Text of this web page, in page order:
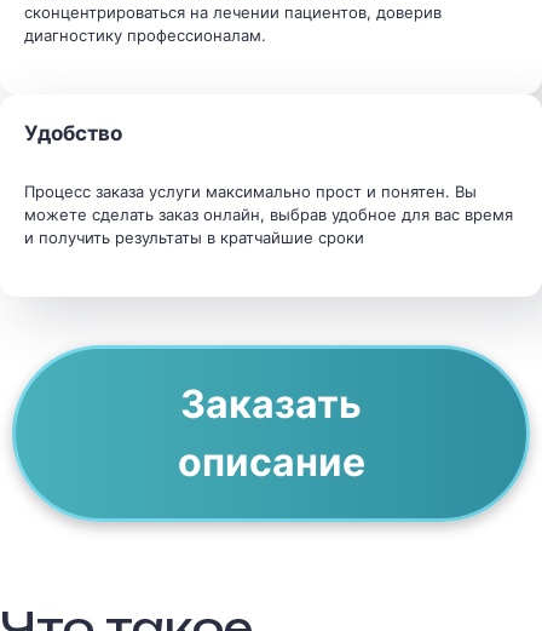
сконцентрироваться на лечении пациентов, доверив
диагностику профессионалам.
Удобство
Процесс заказа услуги максимально прост и понятен. Вы
можете сделать заказ онлайн, выбрав удобное для вас время
и получить результаты в кратчайшие сроки
Заказать
описание